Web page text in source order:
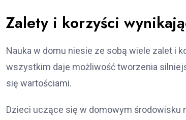
Zalety i korzyści
Nauka w domu niesie ze sobą wiele zalet i
wszystkim daje możliwość tworzenia
się wartościami.
Dzieci uczące się w domowym środowisku